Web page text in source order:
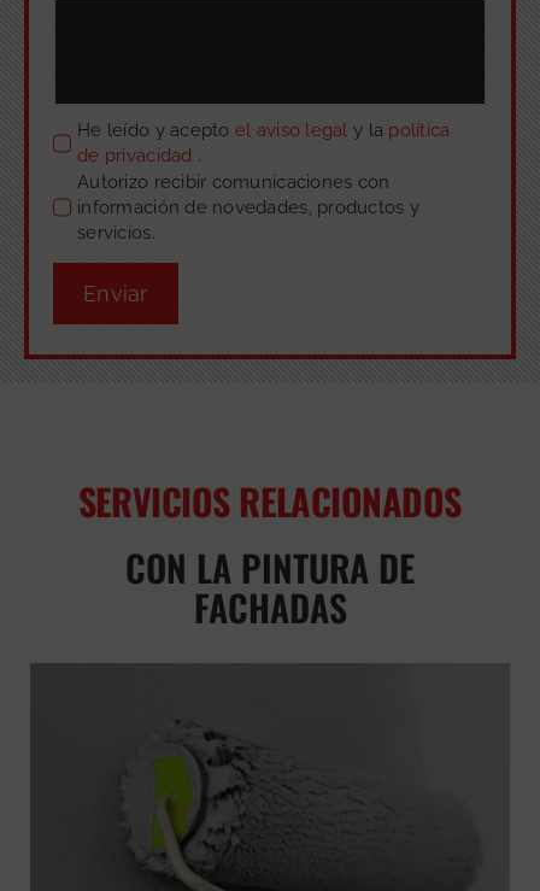
He leído y acepto el aviso legaly la política
de privacidad .
Autorizo recibir comunicaciones con
información de novedades, productos y
servicios.
Enviar
SERVICIOS RELACIONADOS
CON LA PINTURA DE
FACHADAS